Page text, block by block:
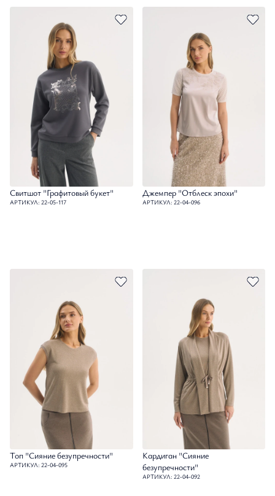
Свитшот "Графитовый букет"
АРТИКУЛ: 22-05-117
Джемпер "Отблеск эпохи"
АРТИКУЛ: 22-04-096
Топ "Сияние безупречности"
АРТИКУЛ: 22-04-095
Кардиган "Сияние
безупречности"
АРТИКУЛ: 22-04-092